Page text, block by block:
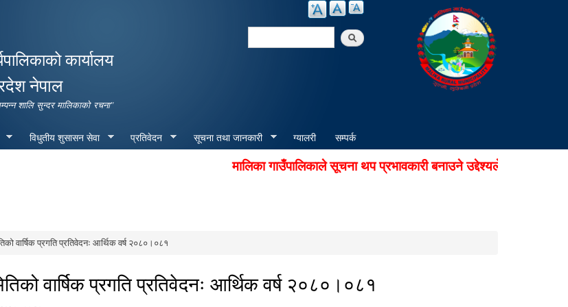
कार्यालय
नेपाल
शालि सुन्दर मालिकाको रचना"
Search
विधुतीय शुसासन सेवा प्रतिवेदन सूचना तथा जानकारी ग्यालरी सम्पर्क
मालिका गाउँपालिकाले सूचना थप प्रभावकारी बनाउने उद्देश्यले अडियो नोटिस
वार्षिक प्रगति प्रतिवेदनः आर्थिक वर्ष २०८०।०८१
वार्षिक प्रगति प्रतिवेदनः आर्थिक वर्ष २०८०।०८१